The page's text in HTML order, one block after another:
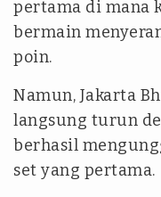
pertama di mana
bermain
poin.
Namun, Jakarta
langsung turun
berhasil
set yang pertama.